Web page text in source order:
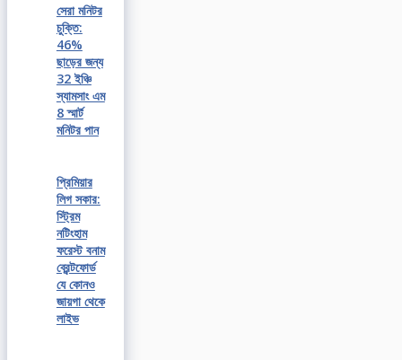
সেরা মনিটর
চুক্তি:
46%
ছাড়ের জন্য
32 ইঞ্চি
স্যামসাং এম
8 স্মার্ট
মনিটর পান
প্রিমিয়ার
লিগ সকার:
স্ট্রিম
নটিংহাম
ফরেস্ট বনাম
ব্রেন্টফোর্ড
যে কোনও
জায়গা থেকে
লাইভ